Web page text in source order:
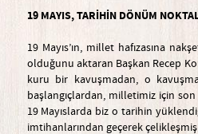
19 MAYIS, TARİHİN DÖNÜM
19 Mayıs’ın, millet hafızasına
olduğunu aktaran Başkan Recep
kuru bir kavuşmadan, o
başlangıçlardan, milletimiz için
19 Mayıslarda biz o tarihin
imtihanlarından geçerek